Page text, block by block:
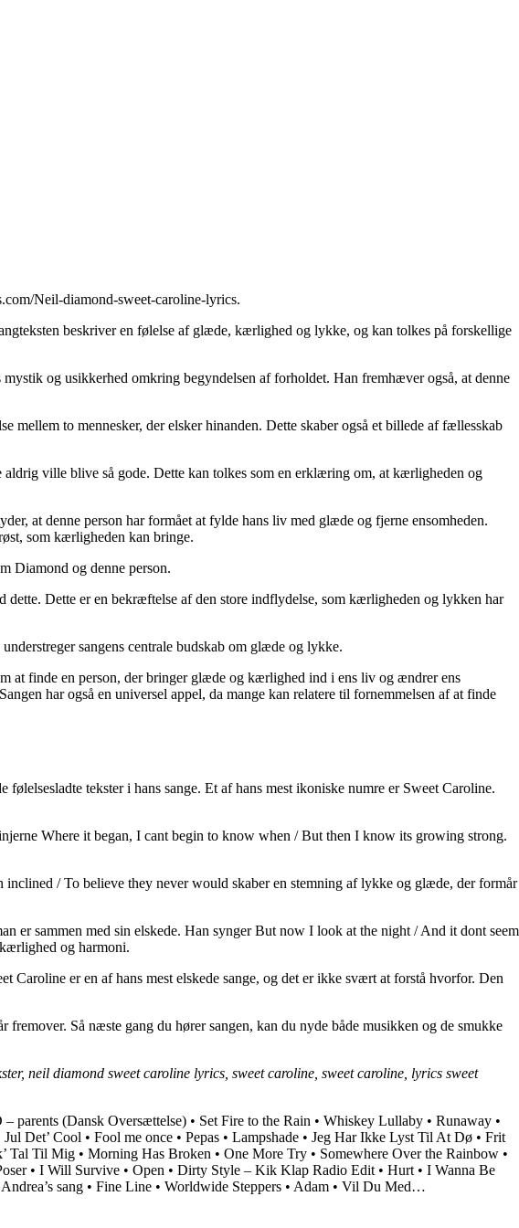
Neil-diamond-sweet-caroline-lyrics.
beskriver en følelse af glæde, kærlighed og lykke, og kan tolkes på forskellige
og usikkerhed omkring begyndelsen af forholdet. Han fremhæver også, at denne
to mennesker, der elsker hinanden. Dette skaber også et billede af fællesskab
ville blive så gode. Dette kan tolkes som en erklæring om, at kærligheden og
at denne person har formået at fylde hans liv med glæde og fjerne ensomheden.
som kærligheden kan bringe.
Diamond og denne person.
Dette er en bekræftelse af den store indflydelse, som kærligheden og lykken har
sangens centrale budskab om glæde og lykke.
at finde en person, der bringer glæde og kærlighed ind i ens liv og ændrer ens
har også en universel appel, da mange kan relatere til fornemmelsen af at finde
tekster i hans sange. Et af hans mest ikoniske numre er Sweet Caroline.
Where it began, I cant begin to know when / But then I know its growing strong.
/ To believe they never would skaber en stemning af lykke og glæde, der formår
er sammen med sin elskede. Han synger But now I look at the night / And it dont seem
og harmoni.
er en af hans mest elskede sange, og det er ikke svært at forstå hvorfor. Den
Så næste gang du hører sangen, kan du nyde både musikken og de smukke
neil diamond sweet caroline lyrics, sweet caroline, sweet caroline, lyrics sweet
parents (Dansk Oversættelse) • Set Fire to the Rain • Whiskey Lullaby • Runaway •
Jul Det’ Cool • Fool me once • Pepas • Lampshade • Jeg Har Ikke Lyst Til At Dø • Frit
Tal Til Mig • Morning Has Broken • One More Try • Somewhere Over the Rainbow •
• I Will Survive • Open • Dirty Style – Kik Klap Radio Edit • Hurt • I Wanna Be
Andrea’s sang • Fine Line • Worldwide Steppers • Adam • Vil Du Med…